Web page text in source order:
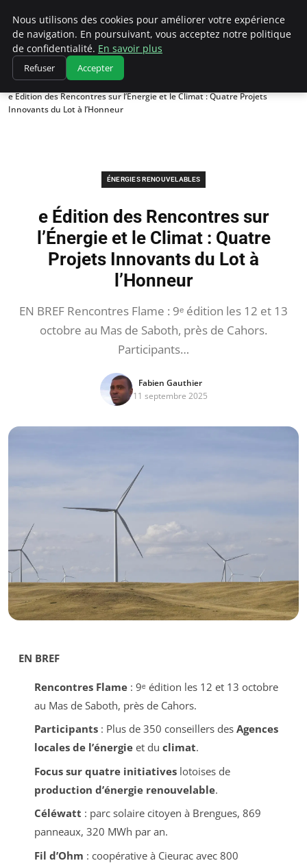
Climatedebtagents
Accueil
Énergies Renouvelables
e Édition des Rencontres sur l’Énergie et le Climat : Quatre Projets
Innovants du Lot à l’Honneur
ÉNERGIES RENOUVELABLES
e Édition des Rencontres sur
l’Énergie et le Climat : Quatre
Projets Innovants du Lot à
l’Honneur
EN BREF Rencontres Flame : 9ᵉ édition les 12 et 13
octobre au Mas de Saboth, près de Cahors.
Participants…
Fabien Gauthier
11 septembre 2025
EN BREF
Rencontres Flame: 9ᵉ édition les 12 et 13 octobre
au Mas de Saboth, près de Cahors.
Participants: Plus de 350 conseillers des Agences
locales de l’énergieet du climat.
Focus sur quatre initiativeslotoises de
production d’énergie renouvelable.
Céléwatt : parc solaire citoyen à Brengues, 869
panneaux, 320 MWh par an.
Fil d’Ohm : coopérative à Cieurac avec 800
Nous utilisons des cookies pour améliorer votre expérience
de navigation. En poursuivant, vous acceptez notre politique
de confidentialité. En savoir plus
Refuser Accepter